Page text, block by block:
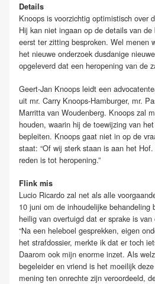
Details
Knoops is voorzichtig optimistisch over
Hij kan niet ingaan op de details van de
eerst ter zitting besproken. Wel menen
het nieuwe onderzoek dusdanige
opgeleverd dat een heropening van de
Geert-Jan Knoops leidt een
uit mr. Carry Knoops-Hamburger, mr.
Marritta van Woudenberg. Knoops zal
houden, waarin hij de toewijzing van
bepleiten. Knoops gaat niet in op de
staat: “Of wij sterk staan is aan het
reden is tot heropening.”
Flink mis
Lucio Ricardo zal net als alle
10 juni om de inhoudelijke behandeling
heilig van overtuigd dat er sprake is
“Na een heleboel gesprekken, eigen
het strafdossier, merkte ik dat er toch
Daarom ook mijn enorme inzet. Als
begeleider en vriend is het moeilijk
mening ten onrechte zijn veroordeeld,